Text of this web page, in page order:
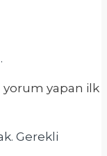
yorum yapan ilk
Gerekli